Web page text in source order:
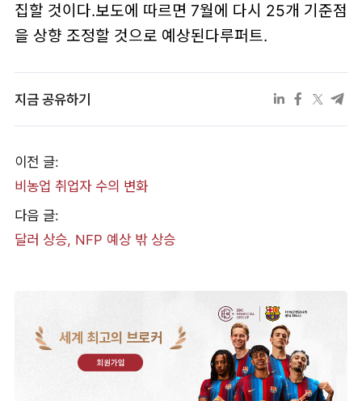
집할 것이다.보도에 따르면 7월에 다시 25개 기준점
을 상향 조정할 것으로 예상된다루퍼트.
지금 공유하기
이전 글:
비농업 취업자 수의 변화
다음 글:
달러 상승, NFP 예상 밖 상승
세계 최고의 브로커
회원가입